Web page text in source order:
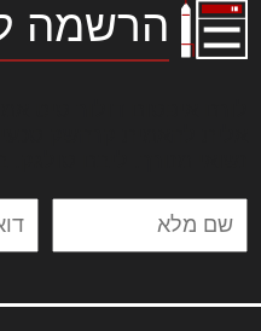
הרשמה